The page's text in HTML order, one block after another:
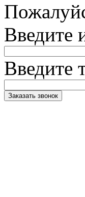
Введите
Введите